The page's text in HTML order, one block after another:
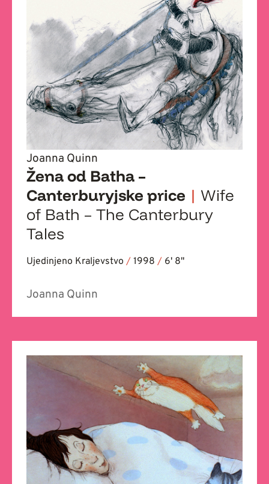
Joanna Quinn
Žena od Batha –
Canterburyjske price | Wife
of Bath – The Canterbury
Tales
Ujedinjeno Kraljevstvo / 1998 / 6' 8''
Joanna Quinn